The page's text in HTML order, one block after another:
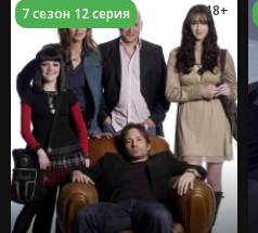
7 сезон 12 серия 18+